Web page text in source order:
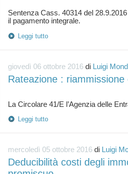
Sentenza Cass. 40314 del
Leggi tutto
giovedì 06 ottobre 2016di Luigi
Rateazione : riammissione
Leggi tutto
mercoledì 05 ottobre 2016di Luigi
Deducibilità costi degli